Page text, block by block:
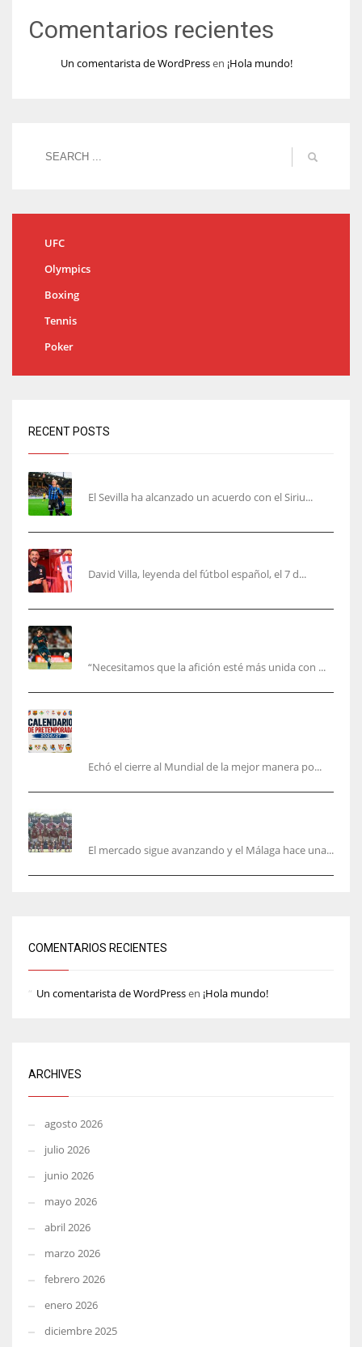
Comentarios recientes
Un comentarista de WordPressen ¡Hola mundo!
UFC
Olympics
Boxing
Tennis
Poker
RECENT POSTS
El Sevilla ha alcanzado un acuerdo con el Siriu...
David Villa, leyenda del fútbol español, el 7 d...
“Necesitamos que la afición esté más unida con ...
Echó el cierre al Mundial de la mejor manera po...
El mercado sigue avanzando y el Málaga hace una...
COMENTARIOS RECIENTES
Un comentarista de WordPressen ¡Hola mundo!
ARCHIVES
agosto 2026
julio 2026
junio 2026
mayo 2026
abril 2026
marzo 2026
febrero 2026
enero 2026
diciembre 2025